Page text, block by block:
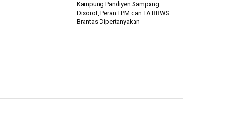
Kampung Pandiyen Sampang
Disorot, Peran TPM dan TA BBWS
Brantas Dipertanyakan